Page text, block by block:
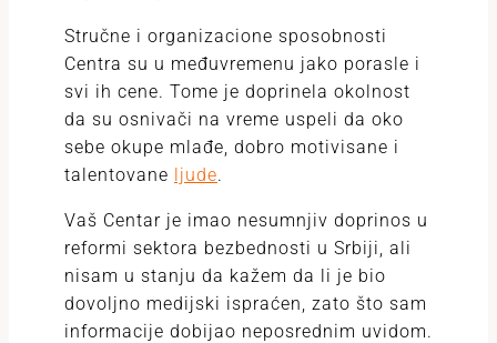
Stručne i organizacione sposobnosti
Centra su u međuvremenu jako porasle i
svi ih cene. Tome je doprinela okolnost
da su osnivači na vreme uspeli da oko
sebe okupe mlađe, dobro motivisane i
talentovane ljude.
Vaš Centar je imao nesumnjiv doprinos u
reformi sektora bezbednosti u Srbiji, ali
nisam u stanju da kažem da li je bio
dovoljno medijski ispraćen, zato što sam
informacije dobijao neposrednim uvidom.